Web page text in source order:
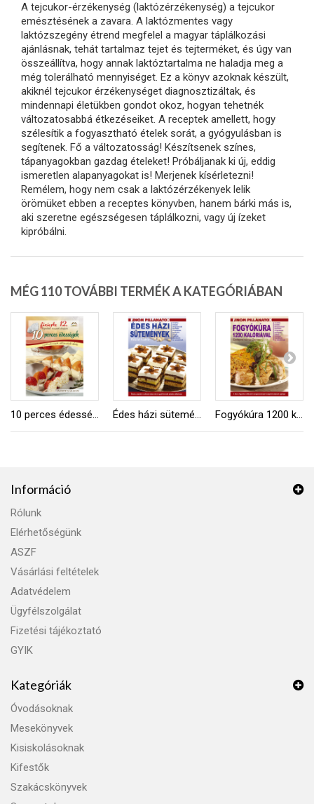
A tejcukor-érzékenység (laktózérzékenység) a tejcukor
emésztésének a zavara. A laktózmentes vagy
laktózszegény étrend megfelel a magyar táplálkozási
ajánlásnak, tehát tartalmaz tejet és tejterméket, és úgy van
összeállítva, hogy annak laktóztartalma ne haladja meg a
még tolerálható mennyiséget. Ez a könyv azoknak készült,
akiknél tejcukor érzékenységet diagnosztizáltak, és
mindennapi életükben gondot okoz, hogyan tehetnék
változatosabbá étkezéseiket. A receptek amellett, hogy
szélesítik a fogyasztható ételek sorát, a gyógyulásban is
segítenek. Fő a változatosság! Készítsenek színes,
tápanyagokban gazdag ételeket! Próbáljanak ki új, eddig
ismeretlen alapanyagokat is! Merjenek kísérletezni!
Remélem, hogy nem csak a laktózérzékenyek lelik
örömüket ebben a receptes könyvben, hanem bárki más is,
aki szeretne egészségesen táplálkozni, vagy új ízeket
kipróbálni.
MÉG 110 TOVÁBBI TERMÉK A KATEGÓRIÁBAN
10 perces édességek Édes házi sütemények Fogyókúra 1200 kalóriával
Információ
Rólunk
Elérhetőségünk
ASZF
Vásárlási feltételek
Adatvédelem
Ügyfélszolgálat
Fizetési tájékoztató
GYIK
Kategóriák
Óvodásoknak
Mesekönyvek
Kisiskolásoknak
Kifestők
Szakácskönyvek